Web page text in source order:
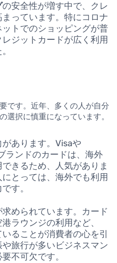
の安全性が増す中で、クレ
っています。特にコロナ
トでのショッピングが普
ジットカードが広く利用
です。近年、多くの人が自分
選択に慎重になっています。
があります。Visaや
ランドのカードは、海外
きるため、人気がありま
とっては、海外でも利用
す。
められています。カード
ラウンジの利用など、
ることが消費者の心を引
旅行が多いビジネスマン
不可欠です。